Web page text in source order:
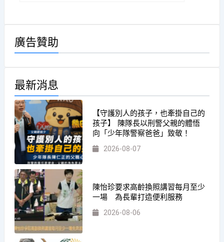
廣告贊助
最新消息
【守護別人的孩子，也牽掛自己的
孩子】 陳隊長以刑警父親的體悟
向「少年隊警察爸爸」致敬！
2026-08-07
陳怡珍要求高齡換照講習每月至少
一場 為長輩打造便利服務
2026-08-06